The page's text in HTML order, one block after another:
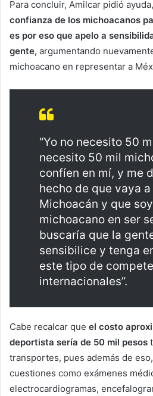
Para concluir, Amilcar pidió ayuda,
confianza de los michoacanos
es por eso que apelo a
gente, argumentando
michoacano en representar a
“Yo no necesito 50
necesito 50 mil
confíen en mí, y me
hecho de que vaya
Michoacán y que
michoacano en ser
buscaría que la
sensibilice y tenga
este tipo de
internacionales”.
Cabe recalcar que el costo
deportista sería de 50 mil pesos
transportes, pues además de
cuestiones como exámenes
electrocardiogramas,